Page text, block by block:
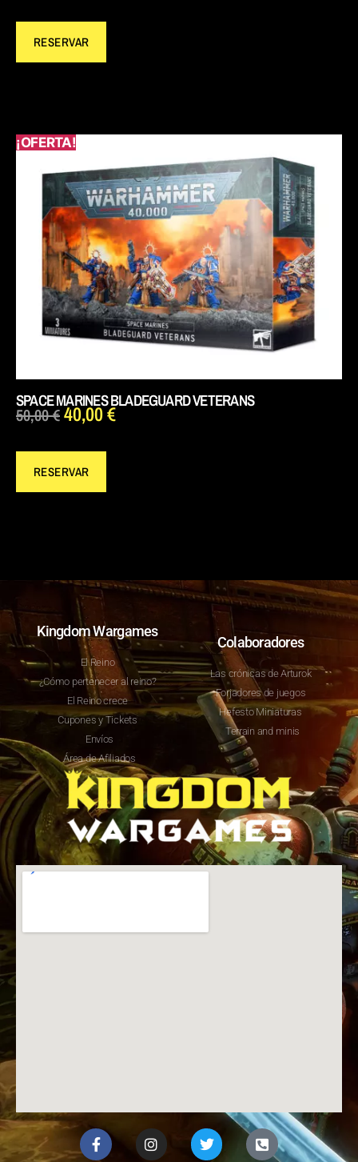
RESERVAR
¡OFERTA!
SPACE MARINES BLADEGUARD VETERANS
50,00€40,00€
RESERVAR
Kingdom Wargames
El Reino
¿Cómo pertenecer al reino?
El Reino crece
Cupones y Tickets
Envíos
Área de Afiliados
Colaboradores
Las crónicas de Arturok
Forjadores de juegos
Hefesto Miniaturas
Terrain and minis